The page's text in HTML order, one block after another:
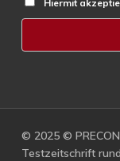
Hiermit
© 2025 ©
Testzeitschrift